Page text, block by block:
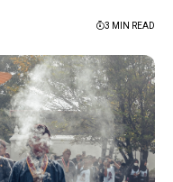
3 MIN READ